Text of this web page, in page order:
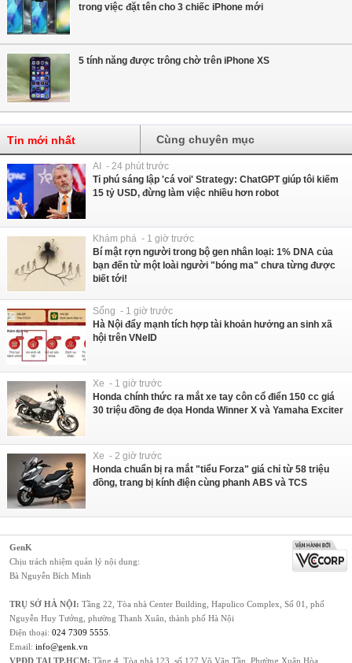
trong việc đặt tên cho 3 chiếc iPhone mới
5 tính năng được trông chờ trên iPhone XS
Tin mới nhất Cùng chuyên mục
AI - 24 phút trước
Tỉ phú sáng lập 'cá voi' Strategy: ChatGPT giúp tôi kiếm
15 tỷ USD, đừng làm việc nhiều hơn robot
Khám phá - 1 giờ trước
Bí mật rợn người trong bộ gen nhân loại: 1% DNA của
bạn đến từ một loài người "bóng ma" chưa từng được
biết tới!
Sống - 1 giờ trước
Hà Nội đẩy mạnh tích hợp tài khoản hưởng an sinh xã
hội trên VNeID
Xe - 1 giờ trước
Honda chính thức ra mắt xe tay côn cổ điển 150 cc giá
30 triệu đồng đe dọa Honda Winner X và Yamaha Exciter
Xe - 2 giờ trước
Honda chuẩn bị ra mắt "tiểu Forza" giá chỉ từ 58 triệu
đồng, trang bị kính điện cùng phanh ABS và TCS
GenK
Chịu trách nhiệm quản lý nội dung:
Bà Nguyễn Bích Minh
TRỤ SỞ HÀ NỘI: Tầng 22, Tòa nhà Center Building, Hapulico Complex, Số 01, phố
Nguyễn Huy Tưởng, phường Thanh Xuân, thành phố Hà Nội
Điện thoại: 024 7309 5555
Email: info@genk.vn
VPĐD TẠI TP.HCM: Tầng 4, Tòa nhà 123, số 127 Võ Văn Tần, Phường Xuân Hòa,